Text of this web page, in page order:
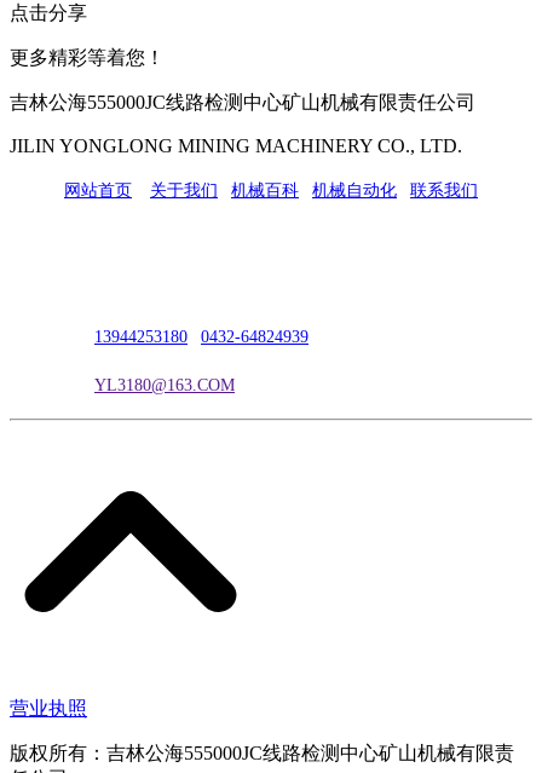
点击分享
更多精彩等着您！
吉林公海555000JC线路检测中心矿山机械有限责任公司
JILIN YONGLONG MINING MACHINERY CO., LTD.
网站首页 关于我们 机械百科 机械自动化 联系我们
13944253180 0432-64824939
YL3180@163.COM
营业执照
版权所有：吉林公海555000JC线路检测中心矿山机械有限责